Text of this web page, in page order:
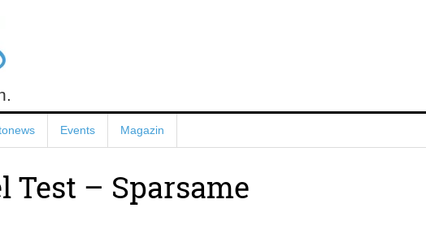
Events Magazin
Test – Sparsame